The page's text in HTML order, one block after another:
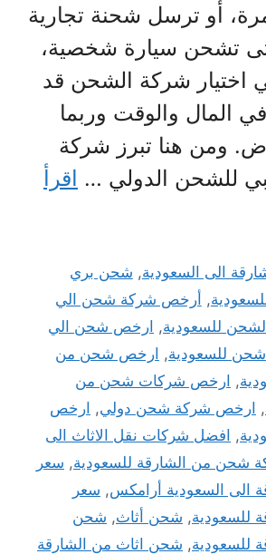
أو ترسل شحنة تجارية
تشحن سيارة شخصية،
اختيار شركة الشحن قد
المال والوقت وربما
ومن هنا تبرز شركة
للشحن الدولي … اقرأ
الى السعودية, شحن بري
, أرخص شركة شحن الي
للسعودية, ارخص شحن الي
للسعودية, ارخص شحن من
, ارخص شركات شحن من
, ارخص شركة شحن دولي, ارخص
, افضل شركات نقل الاثاث الى
شحن من الشارقة للسعودية, سعر
الى السعودية أرامكس, سعر
للسعودية, شحن أثاث, شحن
للسعودية, شحن اثاث من الشارقة